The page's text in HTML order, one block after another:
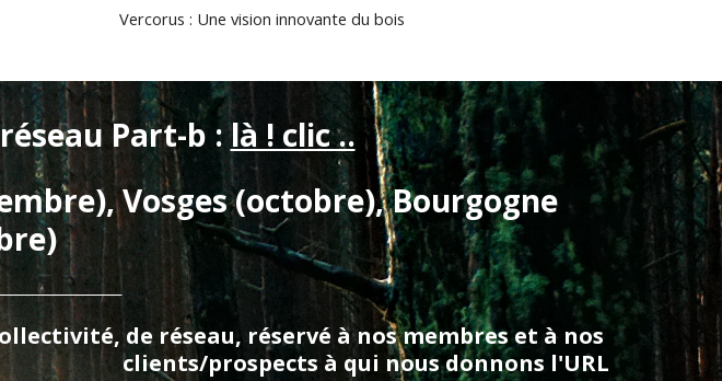
Vercorus : Une vision innovante du bois
Part-b : là ! clic ..
Vosges (octobre), Bourgogne
de réseau, réservé à nos membres et à nos
clients/prospects à qui nous donnons l'URL